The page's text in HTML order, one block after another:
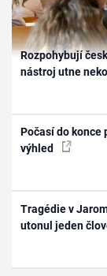
Rozpohybují
nástroj utne
Počasí do konce
výhled
Tragédie v
utonul jeden